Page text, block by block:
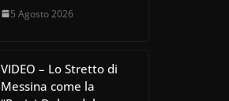
5 Agosto 2026
VIDEO – Lo Stretto di
Messina come la